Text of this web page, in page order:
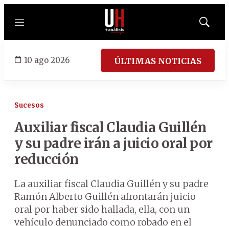
Menú
Mostrar
10 ago 2026 ÚLTIMAS NOTICIAS
Sucesos
Auxiliar fiscal Claudia Guillén
y su padre irán a juicio oral por
reducción
La auxiliar fiscal Claudia Guillén y su padre
Ramón Alberto Guillén afrontarán juicio
oral por haber sido hallada, ella, con un
vehículo denunciado como robado en el